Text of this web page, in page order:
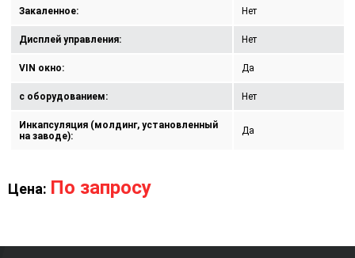
Закаленное: Нет
Дисплей управления: Нет
VIN окно: Да
с оборудованием: Нет
Инкапсуляция (молдинг, установленный
на заводе):
Да
Цена: По запросу